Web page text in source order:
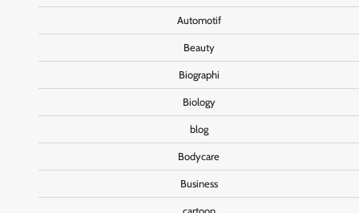
Automotif
Beauty
Biographi
Biology
blog
Bodycare
Business